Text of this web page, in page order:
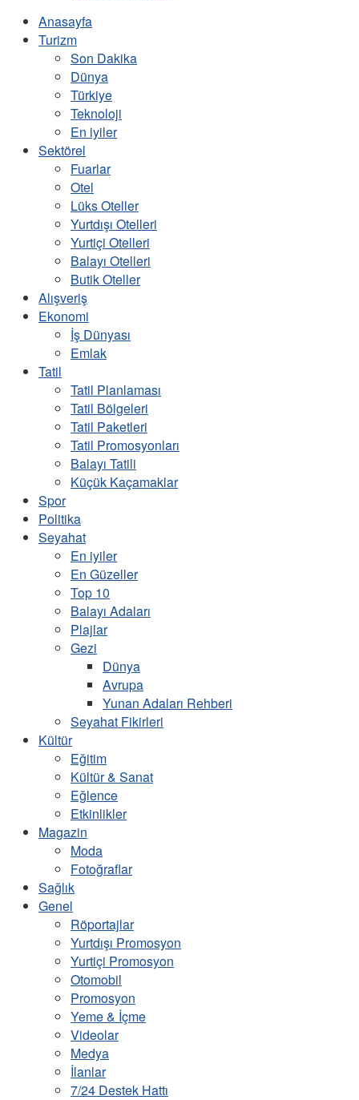
Anasayfa
Turizm
Son Dakika
Dünya
Türkiye
Teknoloji
En iyiler
Sektörel
Fuarlar
Otel
Lüks Oteller
Yurtdışı Otelleri
Yurtiçi Otelleri
Balayı Otelleri
Butik Oteller
Alışveriş
Ekonomi
İş Dünyası
Emlak
Tatil
Tatil Planlaması
Tatil Bölgeleri
Tatil Paketleri
Tatil Promosyonları
Balayı Tatili
Küçük Kaçamaklar
Spor
Politika
Seyahat
En iyiler
En Güzeller
Top 10
Balayı Adaları
Plajlar
Gezi
Dünya
Avrupa
Yunan Adaları Rehberi
Seyahat Fikirleri
Kültür
Eğitim
Kültür & Sanat
Eğlence
Etkinlikler
Magazin
Moda
Fotoğraflar
Sağlık
Genel
Röportajlar
Yurtdışı Promosyon
Yurtiçi Promosyon
Otomobil
Promosyon
Yeme & İçme
Videolar
Medya
İlanlar
7/24 Destek Hattı